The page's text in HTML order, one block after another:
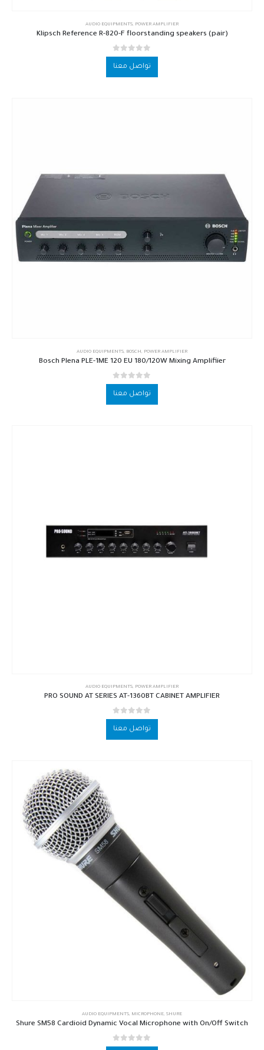
AUDIO EQUIPMENTS, POWER AMPLIFIER
Klipsch Reference R-820-F floorstanding speakers (pair)
0
out of 5
تواصل معنا
AUDIO EQUIPMENTS, BOSCH, POWER AMPLIFIER
Bosch Plena PLE-1ME 120 EU 180/120W Mixing Amplifiier
0
out of 5
تواصل معنا
AUDIO EQUIPMENTS, POWER AMPLIFIER
PRO SOUND AT SERIES AT-1360BT CABINET AMPLIFIER
0
out of 5
تواصل معنا
AUDIO EQUIPMENTS, MICROPHONE, SHURE
Shure SM58 Cardioid Dynamic Vocal Microphone with On/Off Switch
0
out of 5